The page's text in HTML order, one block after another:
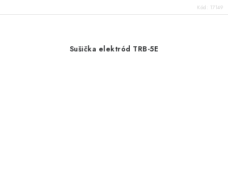
Kód: 17149
Sušička elektród TRB-5E